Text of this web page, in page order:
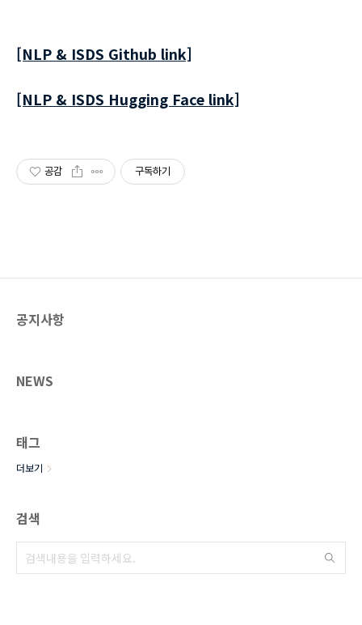
[NLP & ISDS Github link]
[NLP & ISDS Hugging Face link]
공감 구독하기
공지사항
NEWS
태그
더보기
검색